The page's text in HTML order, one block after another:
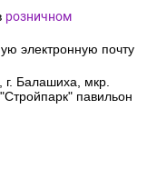
розничном
электронную почту
г. Балашиха, мкр.
павильон